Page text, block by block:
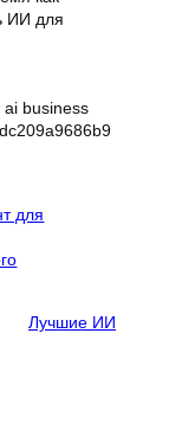
ИИ для
Лучшие ИИ